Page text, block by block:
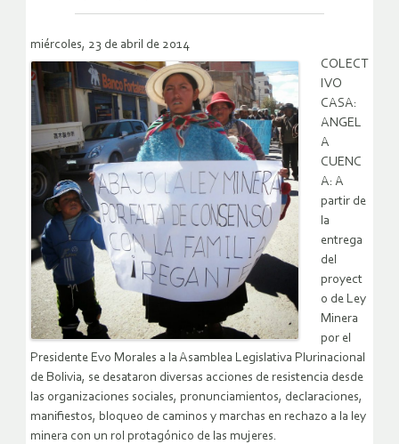
miércoles, 23 de abril de 2014
COLECT
IVO
CASA:
ANGEL
A
CUENC
A: A
partir de
la
entrega
del
proyect
o de Ley
Minera
por el
Presidente Evo Morales a la Asamblea Legislativa Plurinacional
de Bolivia, se desataron diversas acciones de resistencia desde
las organizaciones sociales, pronunciamientos, declaraciones,
manifiestos, bloqueo de caminos y marchas en rechazo a la ley
minera con un rol protagónico de las mujeres.